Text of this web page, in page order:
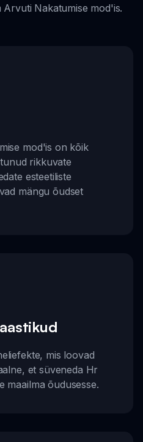
Nakatumise mod'is.
mod'is on kõik
rikkuvate
esteetiliste
mängu õudset
mis loovad
et süveneda Hr
maailma õudusesse.